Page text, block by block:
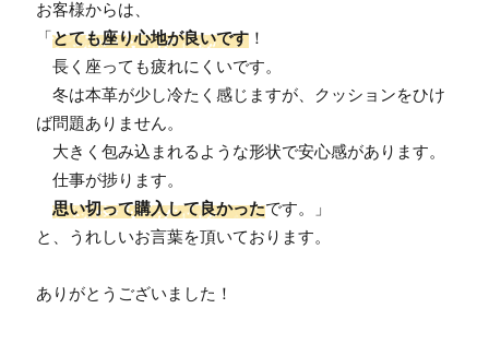
「とても座り心地が良いです！
長く座っても疲れにくいです。
冬は本革が少し冷たく感じますが、クッションをひけ
ば問題ありません。
大きく包み込まれるような形状で安心感があります。
仕事が捗ります。
思い切って購入して良かったです。」
と、うれしいお言葉を頂いております。
ありがとうございました！